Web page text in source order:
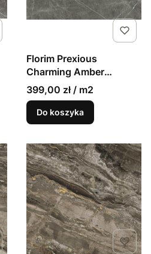
Florim Prexious
Charming Amber
60x120 połysk 9mm
gres marmur
399,00 zł / m2
Do koszyka